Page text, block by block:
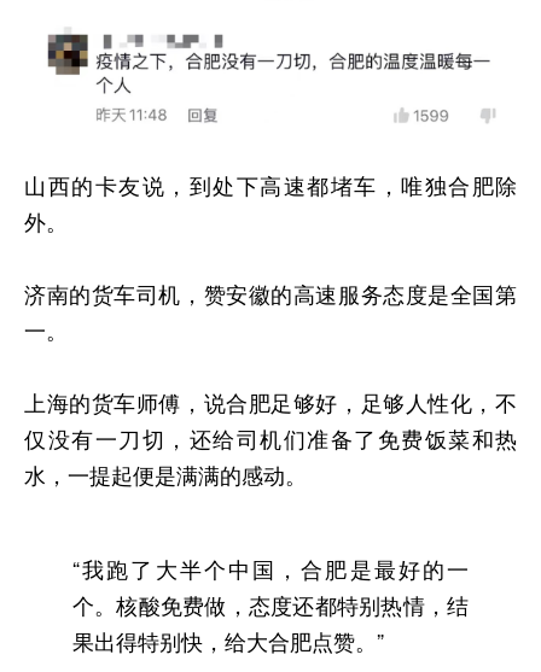
山西的卡友说，到处下高速都堵车，唯独合肥除
外。
济南的货车司机，赞安徽的高速服务态度是全国第
一。
上海的货车师傅，说合肥足够好，足够人性化，不
仅没有一刀切，还给司机们准备了免费饭菜和热
水，一提起便是满满的感动。
“我跑了大半个中国，合肥是最好的一
个。核酸免费做，态度还都特别热情，结
果出得特别快，给大合肥点赞。”